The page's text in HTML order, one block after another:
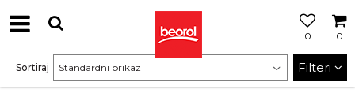
0
0
Sortiraj Filteri